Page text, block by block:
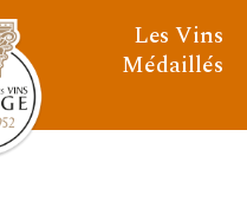
Les Vins
Médaillés